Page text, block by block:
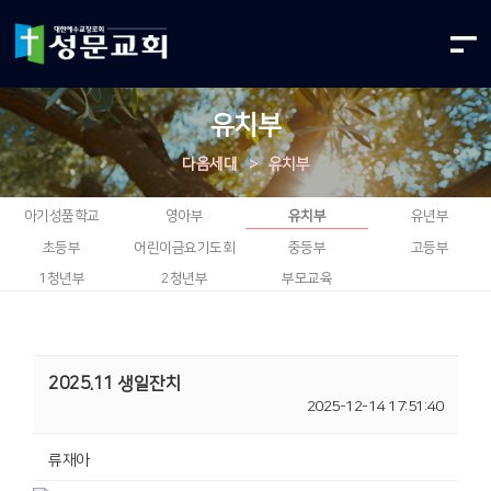
유치부
다음세대 > 유치부
아기성품학교 영아부 유치부 유년부
초등부 어린이금요기도회 중등부
고등부
1청년부
2청년부 부모교육
2025.11 생일잔치
2025-12-14 17:51:40
류재아